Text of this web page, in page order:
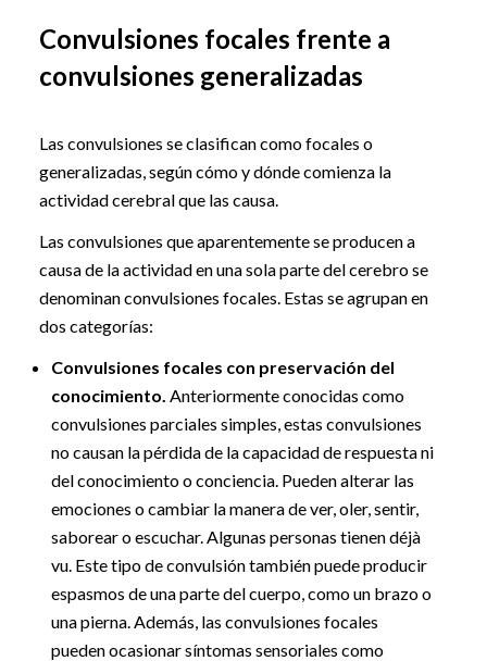
Convulsiones focales frente a
convulsiones generalizadas
Las convulsiones se clasifican como focales o
generalizadas, según cómo y dónde comienza la
actividad cerebral que las causa.
Las convulsiones que aparentemente se producen a
causa de la actividad en una sola parte del cerebro se
denominan convulsiones focales. Estas se agrupan en
dos categorías:
Convulsiones focales con preservación del
conocimiento. Anteriormente conocidas como
convulsiones parciales simples, estas convulsiones
no causan la pérdida de la capacidad de respuesta ni
del conocimiento o conciencia. Pueden alterar las
emociones o cambiar la manera de ver, oler, sentir,
saborear o escuchar. Algunas personas tienen déjà
vu. Este tipo de convulsión también puede producir
espasmos de una parte del cuerpo, como un brazo o
una pierna. Además, las convulsiones focales
pueden ocasionar síntomas sensoriales como